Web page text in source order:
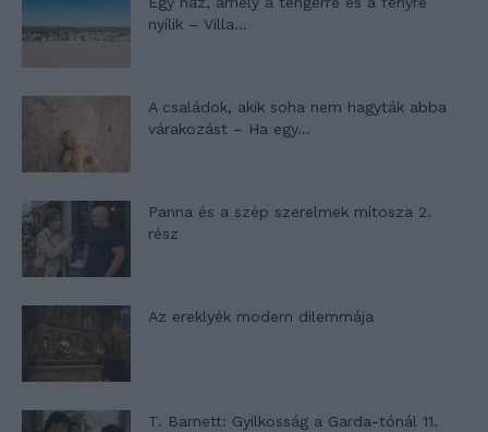
nyílik – Villa...
A családok, akik soha nem hagyták abba
várakozást – Ha egy...
Panna és a szép szerelmek mítosza 2.
rész
Az ereklyék modern dilemmája
T. Barnett: Gyilkosság a Garda-tónál 11.